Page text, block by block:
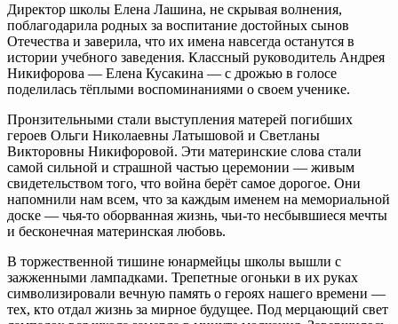
Директор школы Елена Лашина, не скрывая волнения,
поблагодарила родных за воспитание достойных сынов
Отечества и заверила, что их имена навсегда останутся в
истории учебного заведения. Классный руководитель Андрея
Никифорова — Елена Кусакина — с дрожью в голосе
поделилась тёплыми воспоминаниями о своем ученике.
Пронзительными стали выступления матерей погибших
героев Ольги Николаевны Латышовой и Светланы
Викторовны Никифоровой. Эти материнские слова стали
самой сильной и страшной частью церемонии — живым
свидетельством того, что война берёт самое дорогое. Они
напомнили нам всем, что за каждым именем на мемориальной
доске — чья-то оборванная жизнь, чьи-то несбывшиеся мечты
и бесконечная материнская любовь.
В торжественной тишине юнармейцы школы вышли с
зажженными лампадками. Трепетные огоньки в их руках
символизировали вечную память о героях нашего времени —
тех, кто отдал жизнь за мирное будущее. Под мерцающий свет